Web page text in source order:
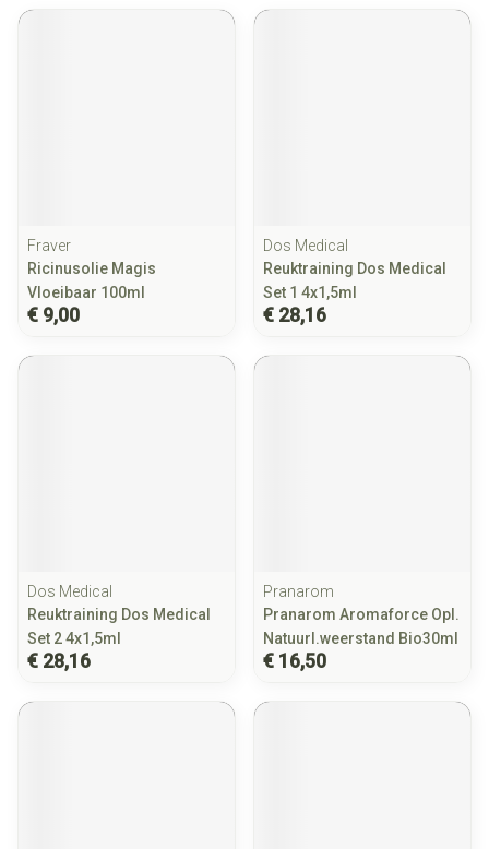
Fraver
Ricinusolie Magis
Vloeibaar 100ml
€ 9,00
Dos Medical
Reuktraining Dos Medical
Set 1 4x1,5ml
€ 28,16
Dos Medical
Reuktraining Dos Medical
Set 2 4x1,5ml
€ 28,16
Pranarom
Pranarom Aromaforce Opl.
Natuurl.weerstand Bio30ml
€ 16,50